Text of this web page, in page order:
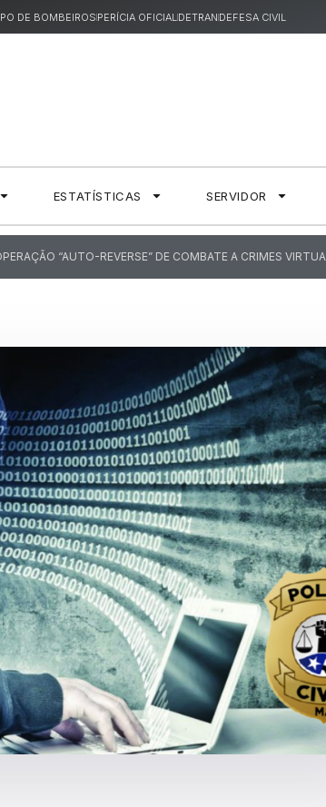
DE BOMBEIROSPERÍCIA OFICIALDETRANDEFESA CIVIL
ESTATÍSTICAS SERVIDOR
“AUTO-REVERSE” DE COMBATE A CRIMES